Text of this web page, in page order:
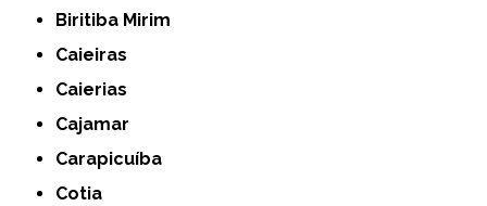
Biritiba Mirim
Caieiras
Caierias
Cajamar
Carapicuíba
Cotia